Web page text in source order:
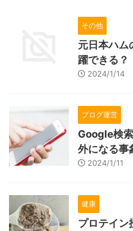
その他
元日本ハム
躍できる？
2024/1/14
ブログ運営
Google検
外になる事
2024/1/11
健康
プロテイン